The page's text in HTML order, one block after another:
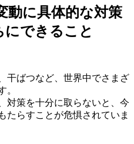
動に具体的な対策
にできること
干ばつなど、世界中でさまざ
。
対策を十分に取らないと、今
たらすことが危惧されていま